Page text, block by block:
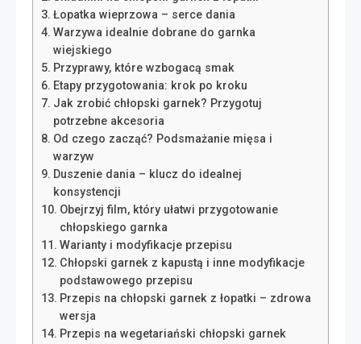
Łopatka wieprzowa – serce dania
Warzywa idealnie dobrane do garnka
wiejskiego
Przyprawy, które wzbogacą smak
Etapy przygotowania: krok po kroku
Jak zrobić chłopski garnek? Przygotuj
potrzebne akcesoria
Od czego zacząć? Podsmażanie mięsa i
warzyw
Duszenie dania – klucz do idealnej
konsystencji
Obejrzyj film, który ułatwi przygotowanie
chłopskiego garnka
Warianty i modyfikacje przepisu
Chłopski garnek z kapustą i inne modyfikacje
podstawowego przepisu
Przepis na chłopski garnek z łopatki – zdrowa
wersja
Przepis na wegetariański chłopski garnek